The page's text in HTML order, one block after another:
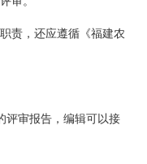
责，还应遵循《福建农
评审报告，编辑可以接